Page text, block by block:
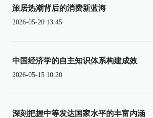
旅居热潮背后的消费新蓝海
2026-05-20 13:45
中国经济学的自主知识体系构建成效
2026-05-15 10:20
深刻把握中等发达国家水平的丰富内涵